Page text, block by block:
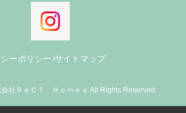
ーポリシー サイトマップ
社ＲｅＣＴ Ｈｏｍｅｓ All Rights Reserved.